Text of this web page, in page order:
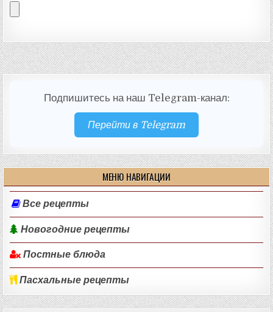
Подпишитесь на наш Telegram-канал:
Перейти в Telegram
МЕНЮ НАВИГАЦИИ
Все рецепты
Новогодние рецепты
Постные блюда
Пасхальные рецепты